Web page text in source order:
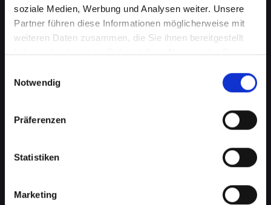
soziale Medien, Werbung und Analysen weiter. Unsere
Partner führen diese Informationen möglicherweise mit
weiteren Daten zusammen, die Sie ihnen bereitgestellt
haben oder die sie im Rahmen Ihrer Nutzung der Dienste
Notwendig
Präferenzen
Statistiken
Marketing
Akkuprobleme bei Ihrem
IPHONE-XS in Bad-st-leonhard-
im-lavanttal? Finden Sie jetzt
Ein schlecht funktionierender Akku in Ihrem
Unabhängigkeit, wenn Sie ständig nach einer